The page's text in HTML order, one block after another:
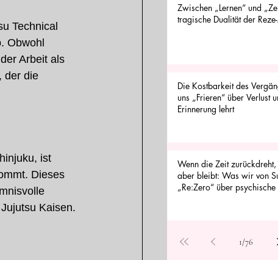
Technical
Obwohl
Arbeit als
der die
ist
Dieses
Kaisen.
Zwischen „Lernen“ und
tragische Dualität der
Die Kostbarkeit des
uns „Frieren“ über Verlust
Erinnerung lehrt
Wenn die Zeit
aber bleibt: Was wir von
„Re:Zero“ über psychische
1/76